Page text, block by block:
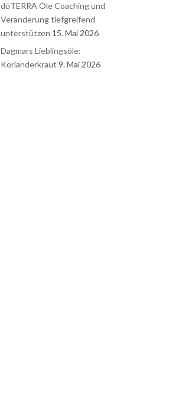
dōTERRA Öle Coaching und
Veränderung tiefgreifend
unterstützen 15. Mai 2026
Dagmars Lieblingsöle:
Korianderkraut 9. Mai 2026